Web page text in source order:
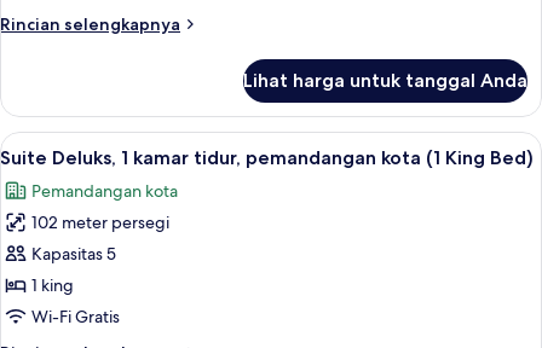
Tidur
kota
Rincian selengkapnya
Rincian
Kamar
Deluks,
1
Tidur
King,
kota
Lihat harga untuk tanggal Anda
Lihat
semua
foto
untuk
Suite
Deluks,
1
Seprai premium, selimut bulu
6
Suite Deluks, 1 kamar tidur, pemandangan kota (1 King Bed)
Pemandangan kota
102 meter persegi
Kapasitas 5
1 king
Wi-Fi Gratis